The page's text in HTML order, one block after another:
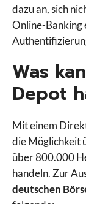
dazu an, sich
Online-Banking
Was
Depot
Mit einem
die Möglichkeit
über 800.000
handeln. Zur
deutschen